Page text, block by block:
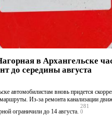
в Архангельске
до середины августа
автомобилистам вновь придется
Из-за ремонта канализации
ограничили до 14 августа.
281
0